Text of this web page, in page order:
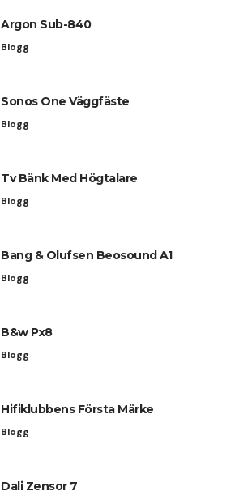
Argon Sub-840
Blogg
Sonos One Väggfäste
Blogg
Tv Bänk Med Högtalare
Blogg
Bang & Olufsen Beosound A1
Blogg
B&w Px8
Blogg
Hifiklubbens Första Märke
Blogg
Dali Zensor 7